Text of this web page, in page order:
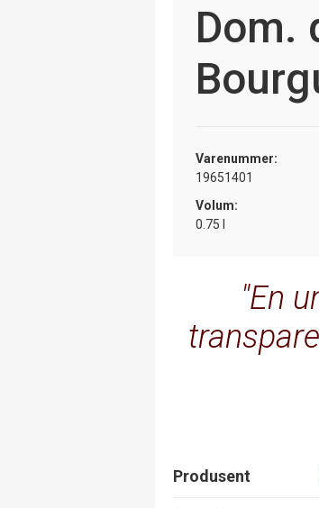
Dom.
Varenummer:
19651401
Volum:
0.75 l
En
Produsent